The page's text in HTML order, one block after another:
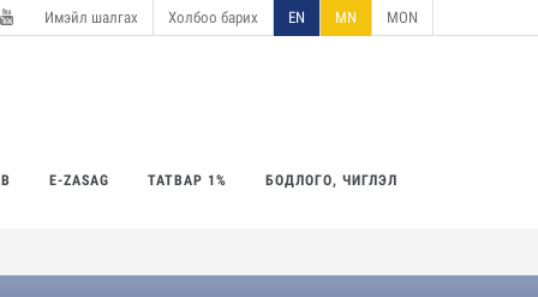
Имэйл шалгах Холбоо барих EN MN
MON
E-ZASAG ТАТВАР 1% БОДЛОГО, ЧИГЛЭЛ